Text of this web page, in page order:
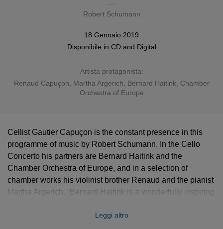
Robert Schumann
18 Gennaio 2019
Disponibile in CDand Digital
Artista protagonista:
Renaud Capuçon
Martha Argerich Bernard Haitink
Chamber
Orchestra of Europe
Cellist Gautier Capuçon is the constant presence in this
programme of music by Robert Schumann. In the Cello
Concerto his partners are Bernard Haitink and the
Chamber Orchestra of Europe, and in a selection of
chamber works his violinist brother Renaud and the pianist
Martha Argerich. “Bernard Haitink is a wonderfully inspiring
along on the composer’s waves of romanticism and
Leggi altro